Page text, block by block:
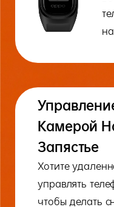
Камерой
Запястье
Хотите
управлять
чтобы делать